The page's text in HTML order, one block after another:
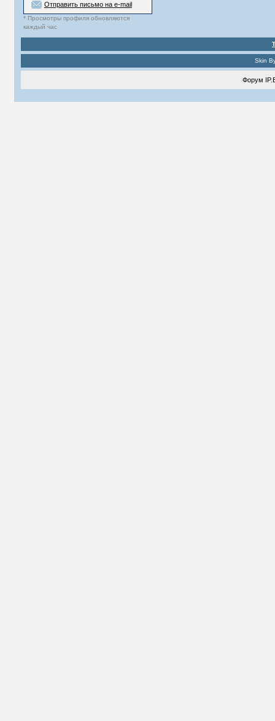
Отправить письмо на e-mail
* Просмотры профиля обновляются
каждый час
Skin
Форум